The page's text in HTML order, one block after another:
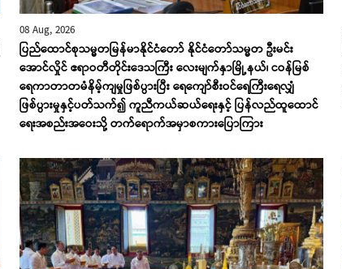
08 Aug, 2026
ပြည်ထောင်စုသမ္မတမြန်မာနိုင်ငံတော် နိုင်ငံတော်သမ္မတ ဦးမင်း
အောင်လှိုင် ဧရာဝတီတိုင်းဒေသကြီး လေးမျက်နှာမြို့နယ်၊ ငဝန်မြစ်
ရေကာတာတမံနိမ့်ကျမှုဖြစ်ပွားပြီး ရေကျော်စီးဝင်ရေကြီးရေလျှံ
ဖြစ်ပွားမှုနှင့်ပတ်သက်၍ ကူညီကယ်ဆယ်ရေးနှင့် ပြန်လည်ထူထောင်
ရေးအစည်းအဝေးသို့ တက်ရောက်အမှာစကားပြောကြား